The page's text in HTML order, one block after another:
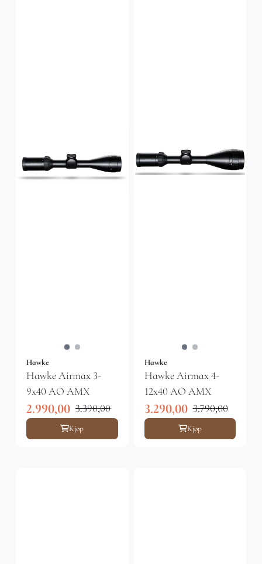
Hawke
Hawke Airmax 3-
9x40 AO AMX
2.990,00 3.390,00
Kjøp
Hawke
Hawke Airmax 4-
12x40 AO AMX
3.290,00 3.790,00
Kjøp